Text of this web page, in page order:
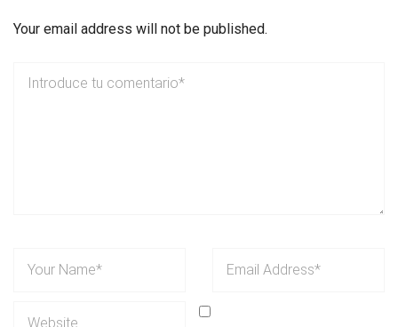
Your email address will not be published.